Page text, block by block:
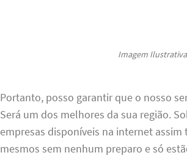
Imagem
Portanto, posso garantir que o nosso
Será um dos melhores da sua região.
empresas disponíveis na internet
mesmos sem nenhum preparo e só